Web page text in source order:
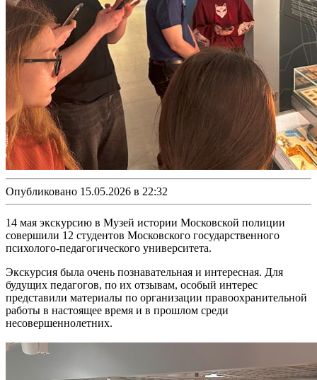
Опубликовано 15.05.2026 в 22:32
14 мая экскурсию в Музей истории Московской полиции
совершили 12 студентов Московского государственного
психолого-педагогического университета.
Экскурсия была очень познавательная и интересная. Для
будущих педагогов, по их отзывам, особый интерес
представили материалы по организации правоохранительной
работы в настоящее время и в прошлом среди
несовершеннолетних.